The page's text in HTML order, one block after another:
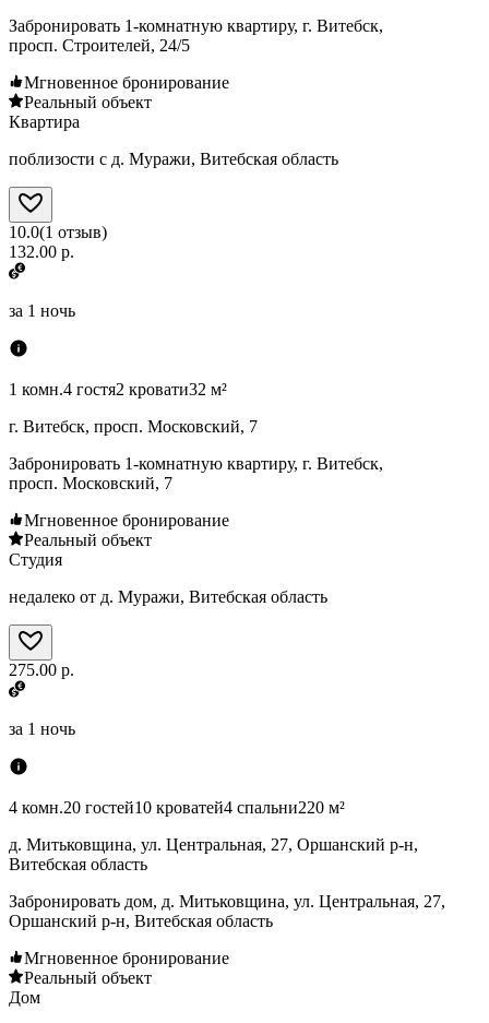
Забронировать 1-комнатную квартиру, г. Витебск,
просп. Строителей, 24/5
Мгновенное бронирование
Реальный объект
Квартира
поблизости с д. Муражи, Витебская область
10.0(1 отзыв)
132.00 р.
за 1 ночь
1 комн.4 гостя2 кровати32 м²
г. Витебск, просп. Московский, 7
Забронировать 1-комнатную квартиру, г. Витебск,
просп. Московский, 7
Мгновенное бронирование
Реальный объект
Студия
недалеко от д. Муражи, Витебская область
275.00 р.
за 1 ночь
4 комн.20 гостей10 кроватей4 спальни220 м²
д. Митьковщина, ул. Центральная, 27, Оршанский р-н,
Витебская область
Забронировать дом, д. Митьковщина, ул. Центральная, 27,
Оршанский р-н, Витебская область
Мгновенное бронирование
Реальный объект
Дом